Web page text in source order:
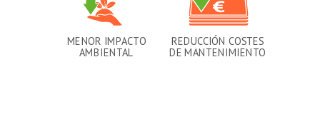
REDUCCIÓN COSTES
DE MANTENIMIENTO
MENOR IMPACTO
AMBIENTAL